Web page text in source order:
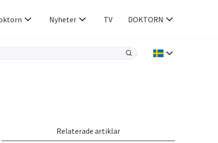
Nyheter TV DOKTORN
Relaterade artiklar